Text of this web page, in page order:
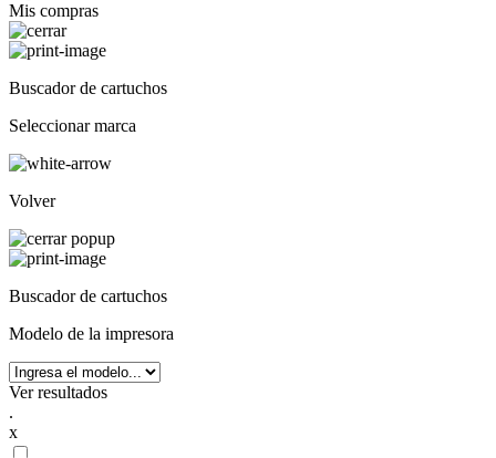
Mis compras
Buscador de cartuchos
Seleccionar marca
Volver
Buscador de cartuchos
Modelo de la impresora
Ver resultados
.
x